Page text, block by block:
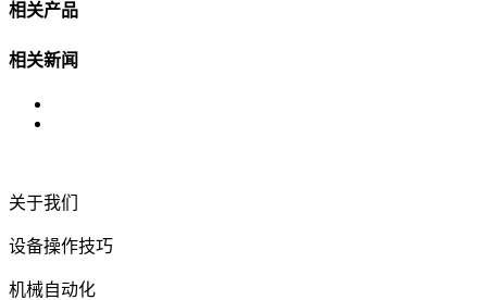
相关产品
相关新闻
关于我们
设备操作技巧
机械自动化